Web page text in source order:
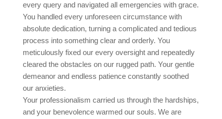
every query and navigated all emergencies with grace.
You handled every unforeseen circumstance with
absolute dedication, turning a complicated and tedious
process into something clear and orderly. You
meticulously fixed our every oversight and repeatedly
cleared the obstacles on our rugged path. Your gentle
demeanor and endless patience constantly soothed
our anxieties.
Your professionalism carried us through the hardships,
and your benevolence warmed our souls. We are